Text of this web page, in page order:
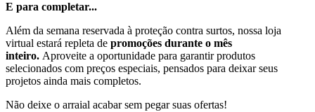
E para completar...
Além da semana reservada à proteção contra surtos, nossa loja
virtual estará repleta de promoções durante o mês
inteiro. Aproveite a oportunidade para garantir produtos
selecionados com preços especiais, pensados para deixar seus
projetos ainda mais completos.
Não deixe o arraial acabar sem pegar suas ofertas!